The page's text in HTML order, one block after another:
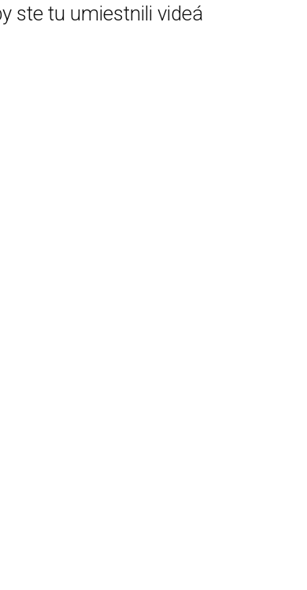
ste tu umiestnili videá